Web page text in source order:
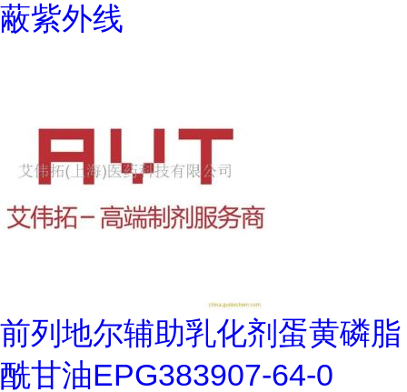
蔽紫外线
前列地尔辅助乳化剂蛋黄磷脂
酰甘油EPG383907-64-0